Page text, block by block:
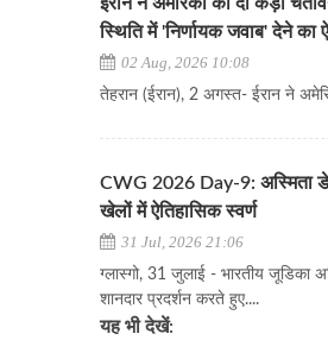
स्थिति में 'निर्णायक जवाब' देने का
02 Aug, 2026 10:08
​​​​​​​तेहरान (ईरान), 2 अगस्त- ईरान ने
CWG 2026 Day-9: अस्मिता डे
खेलों में ऐतिहासिक स्वर्ण
31 Jul, 2026 21:06
ग्लास्गो, 31 जुलाई - भारतीय जूडिका
शानदार प्रदर्शन करते हुए....
यह भी देखें: